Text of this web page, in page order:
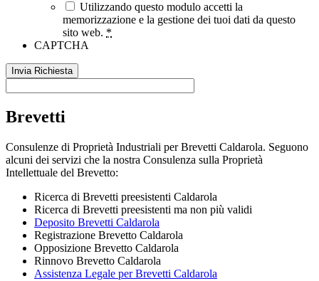
Utilizzando questo modulo accetti la
memorizzazione e la gestione dei tuoi dati da questo
sito web. *
CAPTCHA
Brevetti
Consulenze di Proprietà Industriali per Brevetti Caldarola. Seguono
alcuni dei servizi che la nostra Consulenza sulla Proprietà
Intellettuale del Brevetto:
Ricerca di Brevetti preesistenti Caldarola
Ricerca di Brevetti preesistenti ma non più validi
Deposito Brevetti Caldarola
Registrazione Brevetto Caldarola
Opposizione Brevetto Caldarola
Rinnovo Brevetto Caldarola
Assistenza Legale per Brevetti Caldarola